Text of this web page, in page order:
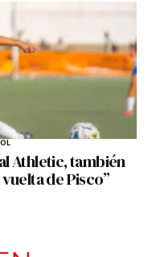
Athletic, también
de Pisco”